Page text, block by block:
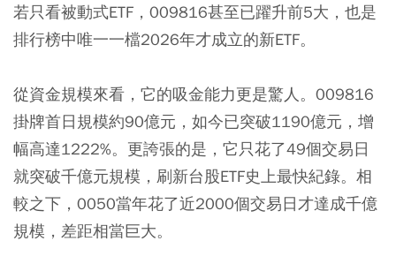
若只看被動式ETF，009816甚至已躍升前5大，也是
排行榜中唯一一檔2026年才成立的新ETF。
從資金規模來看，它的吸金能力更是驚人。009816
掛牌首日規模約90億元，如今已突破1190億元，增
幅高達1222%。更誇張的是，它只花了49個交易日
就突破千億元規模，刷新台股ETF史上最快紀錄。相
較之下，0050當年花了近2000個交易日才達成千億
規模，差距相當巨大。